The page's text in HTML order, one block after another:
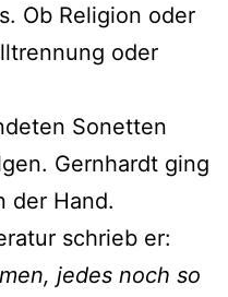
Ob Religion oder
oder
Sonetten
Gernhardt ging
der Hand.
schrieb er:
jedes noch so